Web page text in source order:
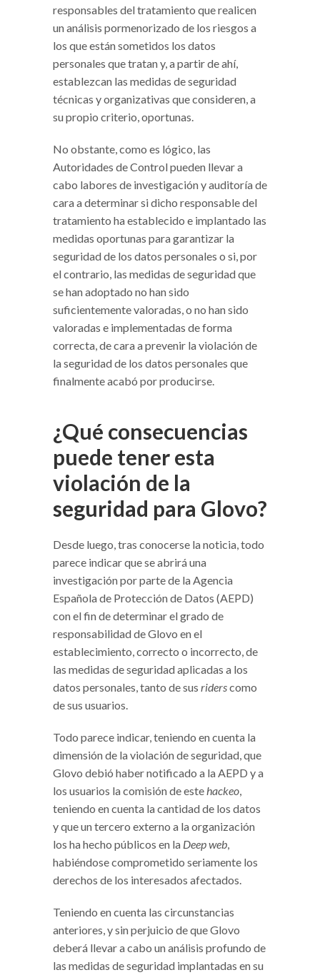
responsables del tratamiento que realicen
un análisis pormenorizado de los riesgos a
los que están sometidos los datos
personales que tratan y, a partir de ahí,
establezcan las medidas de seguridad
técnicas y organizativas que consideren, a
su propio criterio, oportunas.
No obstante, como es lógico, las
Autoridades de Control pueden llevar a
cabo labores de investigación y auditoría de
cara a determinar si dicho responsable del
tratamiento ha establecido e implantado las
medidas oportunas para garantizar la
seguridad de los datos personales o si, por
el contrario, las medidas de seguridad que
se han adoptado no han sido
suficientemente valoradas, o no han sido
valoradas e implementadas de forma
correcta, de cara a prevenir la violación de
la seguridad de los datos personales que
finalmente acabó por producirse.
¿Qué consecuencias
puede tener esta
violación de la
seguridad para Glovo?
Desde luego, tras conocerse la noticia, todo
parece indicar que se abrirá una
investigación por parte de la Agencia
Española de Protección de Datos (AEPD)
con el fin de determinar el grado de
responsabilidad de Glovo en el
establecimiento, correcto o incorrecto, de
las medidas de seguridad aplicadas a los
datos personales, tanto de sus riderscomo
de sus usuarios.
Todo parece indicar, teniendo en cuenta la
dimensión de la violación de seguridad, que
Glovo debió haber notificado a la AEPD y a
los usuarios la comisión de estehackeo,
teniendo en cuenta la cantidad de los datos
y que un tercero externo a la organización
los ha hecho públicos en la Deep web,
habiéndose comprometido seriamente los
derechos de los interesados afectados.
Teniendo en cuenta las circunstancias
anteriores, y sin perjuicio de que Glovo
deberá llevar a cabo un análisis profundo de
las medidas de seguridad implantadas en su